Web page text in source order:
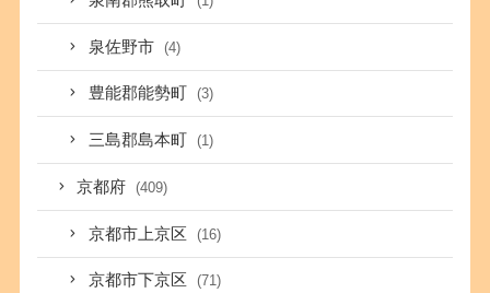
泉佐野市 (4)
豊能郡能勢町 (3)
三島郡島本町 (1)
京都府 (409)
京都市上京区 (16)
京都市下京区 (71)